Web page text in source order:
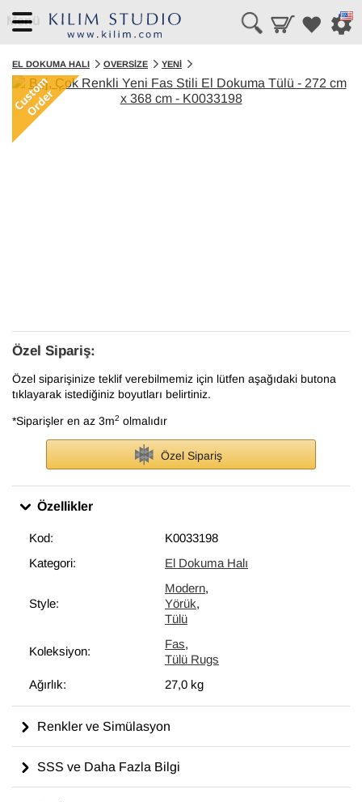
Menü
EL DOKUMA HALI OVERSIZE YENI
Özel Sipariş:
Özel siparişinize teklif verebilmemiz için lütfen aşağıdaki butona
tıklayarak istediğiniz boyutları belirtiniz.
*Siparişler en az 3m2 olmalıdır
Özel Sipariş
Özellikler
Kod:
K0033198
Kategori:
El Dokuma Halı
Style:
Modern,
Yörük,
Tülü
Koleksiyon:
Fas,
Tülü Rugs
Ağırlık:
27,0 kg
Renkler ve Simülasyon
SSS ve Daha Fazla Bilgi